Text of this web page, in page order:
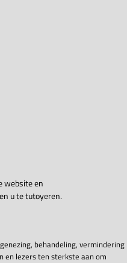
website en
u te tutoyeren.
behandeling, vermindering
en lezers ten sterkste aan om